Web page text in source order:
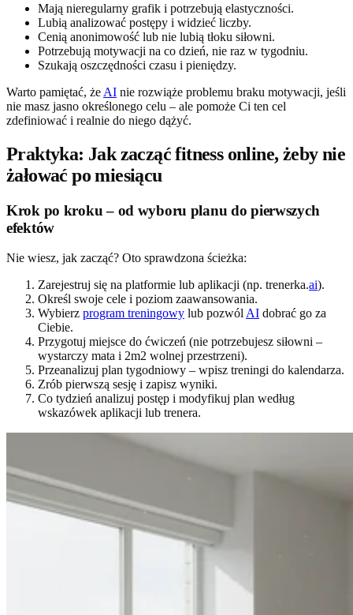
Mają nieregularny grafik i potrzebują elastyczności.
Lubią analizować postępy i widzieć liczby.
Cenią anonimowość lub nie lubią tłoku siłowni.
Potrzebują motywacji na co dzień, nie raz w tygodniu.
Szukają oszczędności czasu i pieniędzy.
Warto pamiętać, że AI nie rozwiąże problemu braku motywacji, jeśli
nie masz jasno określonego celu – ale pomoże Ci ten cel
zdefiniować i realnie do niego dążyć.
Praktyka: Jak zacząć fitness online, żeby nie
żałować po miesiącu
Krok po kroku – od wyboru planu do pierwszych
efektów
Nie wiesz, jak zacząć? Oto sprawdzona ścieżka:
Zarejestruj się na platformie lub aplikacji (np. trenerka.ai).
Określ swoje cele i poziom zaawansowania.
Wybierz program treningowy lub pozwólAI dobrać go za
Ciebie.
Przygotuj miejsce do ćwiczeń (nie potrzebujesz siłowni –
wystarczy mata i 2m2 wolnej przestrzeni).
Przeanalizuj plan tygodniowy – wpisz treningi do kalendarza.
Zrób pierwszą sesję i zapisz wyniki.
Co tydzień analizuj postęp i modyfikuj plan według
wskazówek aplikacji lub trenera.